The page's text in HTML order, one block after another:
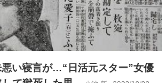
悪い寝言が…“日活元スター”女優